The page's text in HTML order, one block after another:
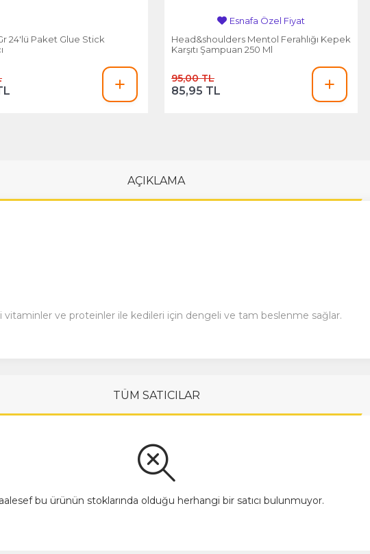
24'lü Paket Glue Stick
Avantajlı Fiyat
Head&shoulders Mentol Ferahlığı Kepek
Karşıtı Şampuan 250 Ml
95,00 TL
85,95 TL
AÇIKLAMA
vitaminler ve proteinler ile kedileri için dengeli ve tam beslenme sağlar.
TÜM SATICILAR
bu ürünün stoklarında olduğu herhangi bir satıcı bulunmuyor.